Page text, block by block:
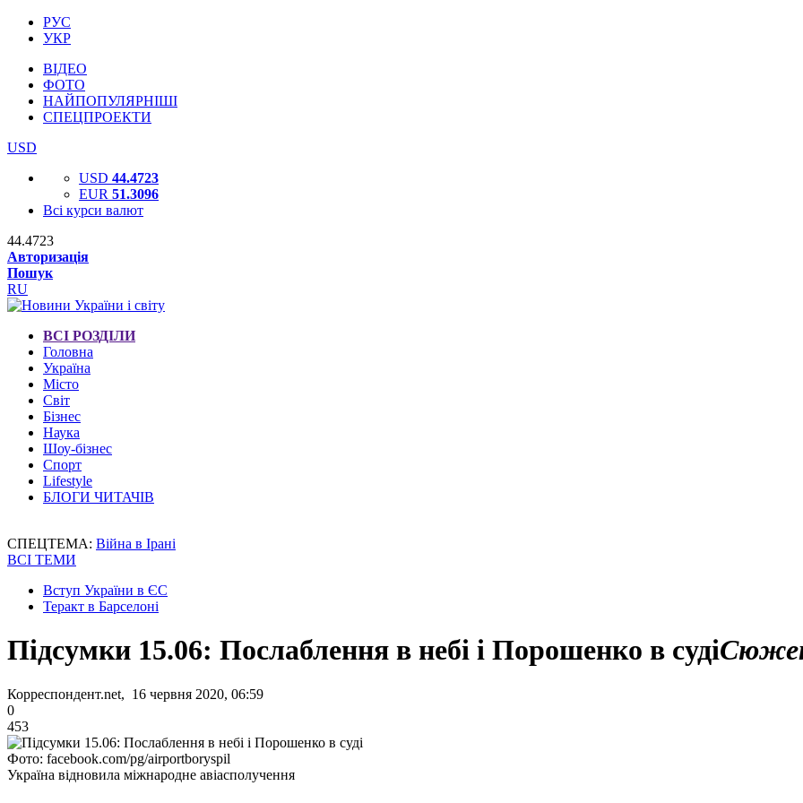
РУС
УКР
ВІДЕО
ФОТО
НАЙПОПУЛЯРНІШІ
СПЕЦПРОЕКТИ
USD
USD 44.4723
EUR 51.3096
Всі курси валют
44.4723
Авторизація
Пошук
RU
ВСІ РОЗДІЛИ
Головна
Україна
Місто
Світ
Бізнес
Наука
Шоу-бізнес
Спорт
Lifestyle
БЛОГИ ЧИТАЧІВ
СПЕЦТЕМА: Війна в Ірані
ВСІ ТЕМИ
Вступ України в ЄС
Теракт в Барселоні
Підсумки 15.06: Послаблення в небі і Порошенко в суді
Корреспондент.net, 16 червня 2020, 06:59
0
453
Фото: facebook.com/pg/airportboryspil
Україна відновила міжнародне авіасполучення